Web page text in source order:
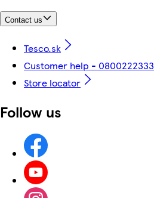
Contact us
Tesco.sk
Customer help - 0800222333
Store locator
Follow us